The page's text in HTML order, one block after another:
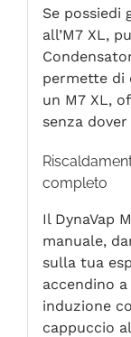
Se possiedi
all’M7 XL,
permette di
un M7 XL,
senza
completo
Il DynaVap
manuale,
sulla tua
accendino
induzione
cappuccio